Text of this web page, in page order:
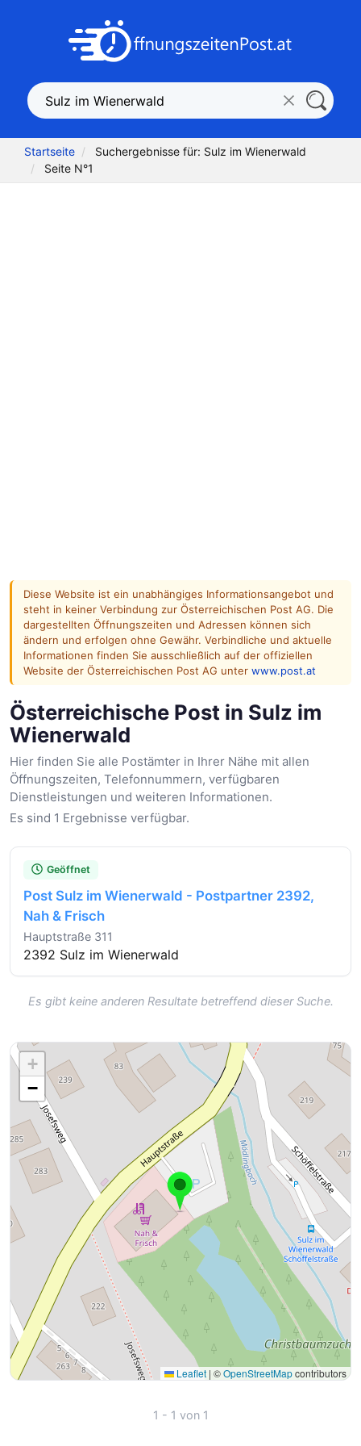
Startseite
Suchergebnisse für: Sulz im Wienerwald
Seite N°1
Diese Website ist ein unabhängiges Informationsangebot und
steht in keiner Verbindung zur Österreichischen Post AG. Die
dargestellten Öffnungszeiten und Adressen können sich
ändern und erfolgen ohne Gewähr. Verbindliche und aktuelle
Informationen finden Sie ausschließlich auf der offiziellen
Website der Österreichischen Post AG unter www.post.at
Österreichische Post in Sulz im
Wienerwald
Hier finden Sie alle Postämter in Ihrer Nähe mit allen
Öffnungszeiten, Telefonnummern, verfügbaren
Dienstleistungen und weiteren Informationen.
Es sind 1 Ergebnisse verfügbar.
Geöffnet
Post Sulz im Wienerwald - Postpartner 2392,
Nah & Frisch
Hauptstraße 311
2392 Sulz im Wienerwald
Es gibt keine anderen Resultate betreffend dieser Suche.
+
−
Leaflet | ©OpenStreetMapcontributors
1 - 1 von 1